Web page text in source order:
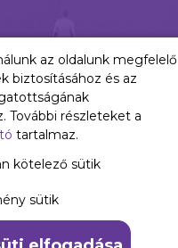
az oldalunk megfelelő
biztosításához és az
További részleteket a
tartalmaz.
kötelező sütik
sütik